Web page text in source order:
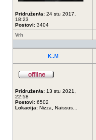
Pridružen/a: 24 stu 2017,
18:23
Postovi: 3404
Vrh
K..M
Pridružen/a: 13 stu 2021,
22:58
Postovi: 6502
Lokacija: Nizza, Naissus...